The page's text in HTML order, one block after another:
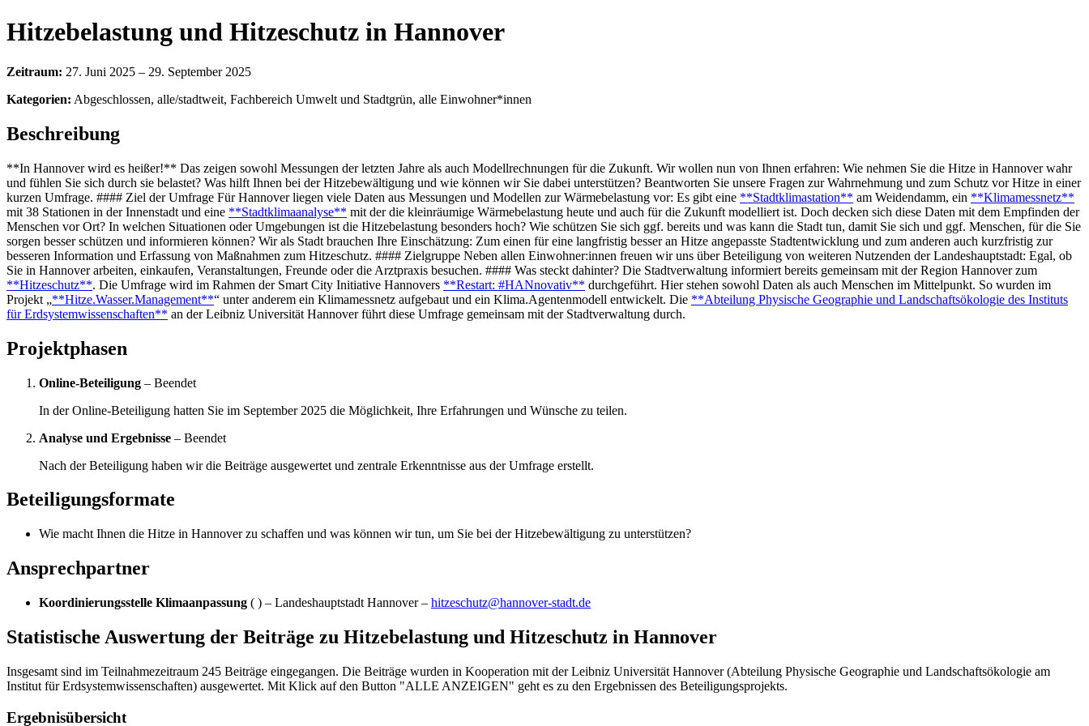
Hitzebelastung und Hitzeschutz in Hannover
Zeitraum: 27. Juni 2025 – 29. September 2025
Kategorien: Abgeschlossen, alle/stadtweit, Fachbereich Umwelt und Stadtgrün, alle Einwohner*innen
Beschreibung
**In Hannover wird es heißer!** Das zeigen sowohl Messungen der letzten Jahre als auch Modellrechnungen für die Zukunft. Wir wollen nun von Ihnen erfahren: Wie nehmen Sie die Hitze in Hannover wahr
und fühlen Sie sich durch sie belastet? Was hilft Ihnen bei der Hitzebewältigung und wie können wir Sie dabei unterstützen? Beantworten Sie unsere Fragen zur Wahrnehmung und zum Schutz vor Hitze in einer
kurzen Umfrage. #### Ziel der Umfrage Für Hannover liegen viele Daten aus Messungen und Modellen zur Wärmebelastung vor: Es gibt eine **Stadtklimastation** am Weidendamm, ein **Klimamessnetz**
mit 38 Stationen in der Innenstadt und eine **Stadtklimaanalyse** mit der die kleinräumige Wärmebelastung heute und auch für die Zukunft modelliert ist. Doch decken sich diese Daten mit dem Empfinden der
Menschen vor Ort? In welchen Situationen oder Umgebungen ist die Hitzebelastung besonders hoch? Wie schützen Sie sich ggf. bereits und was kann die Stadt tun, damit Sie sich und ggf. Menschen, für die Sie
sorgen besser schützen und informieren können? Wir als Stadt brauchen Ihre Einschätzung: Zum einen für eine langfristig besser an Hitze angepasste Stadtentwicklung und zum anderen auch kurzfristig zur
besseren Information und Erfassung von Maßnahmen zum Hitzeschutz. #### Zielgruppe Neben allen Einwohner:innen freuen wir uns über Beteiligung von weiteren Nutzenden der Landeshauptstadt: Egal, ob
Sie in Hannover arbeiten, einkaufen, Veranstaltungen, Freunde oder die Arztpraxis besuchen. #### Was steckt dahinter? Die Stadtverwaltung informiert bereits gemeinsam mit der Region Hannover zum
**Hitzeschutz**. Die Umfrage wird im Rahmen der Smart City Initiative Hannovers **Restart: #HANnovativ** durchgeführt. Hier stehen sowohl Daten als auch Menschen im Mittelpunkt. So wurden im
Projekt „**Hitze.Wasser.Management**“ unter anderem ein Klimamessnetz aufgebaut und ein Klima.Agentenmodell entwickelt. Die **Abteilung Physische Geographie und Landschaftsökologie des Instituts
für Erdsystemwissenschaften** an der Leibniz Universität Hannover führt diese Umfrage gemeinsam mit der Stadtverwaltung durch.
Projektphasen
Online-Beteiligung – Beendet
In der Online-Beteiligung hatten Sie im September 2025 die Möglichkeit, Ihre Erfahrungen und Wünsche zu teilen.
Analyse und Ergebnisse – Beendet
Nach der Beteiligung haben wir die Beiträge ausgewertet und zentrale Erkenntnisse aus der Umfrage erstellt.
Beteiligungsformate
Wie macht Ihnen die Hitze in Hannover zu schaffen und was können wir tun, um Sie bei der Hitzebewältigung zu unterstützen?
Ansprechpartner
Koordinierungsstelle Klimaanpassung ( ) – Landeshauptstadt Hannover – hitzeschutz@hannover-stadt.de
Statistische Auswertung der Beiträge zu Hitzebelastung und Hitzeschutz in Hannover
Insgesamt sind im Teilnahmezeitraum 245 Beiträge eingegangen. Die Beiträge wurden in Kooperation mit der Leibniz Universität Hannover (Abteilung Physische Geographie und Landschaftsökologie am
Institut für Erdsystemwissenschaften) ausgewertet. Mit Klick auf den Button "ALLE ANZEIGEN" geht es zu den Ergebnissen des Beteiligungsprojekts.
Ergebnisübersicht